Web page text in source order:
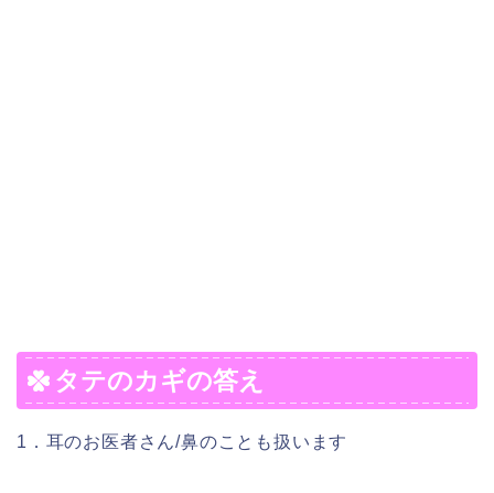
タテのカギの答え
1．耳のお医者さん/鼻のことも扱います